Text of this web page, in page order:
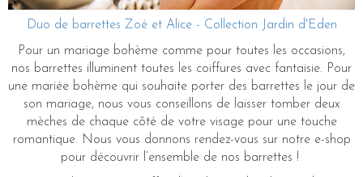
Duo de barrettes Zoé et Alice - Collection Jardin d'Eden
Pour un mariage bohème comme pour toutes les occasions,
nos barrettes illuminent toutes les coiffures avec fantaisie. Pour
une mariée bohème qui souhaite porter des barrettes le jour de
son mariage, nous vous conseillons de laisser tomber deux
mèches de chaque côté de votre visage pour une touche
romantique. Nous vous donnons rendez-vous sur notre e-shop
pour découvrir l’ensemble de nos barrettes !